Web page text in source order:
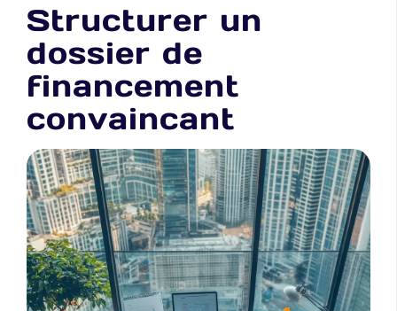
Structurer un
dossier de
financement
convaincant